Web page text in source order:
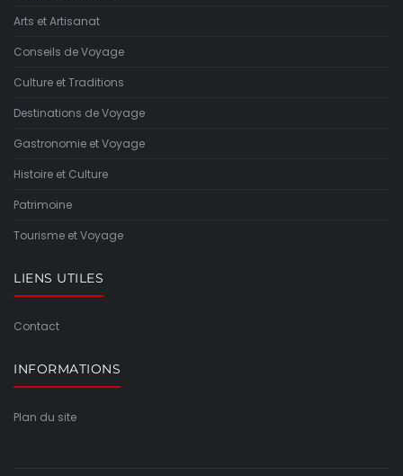
Arts et Artisanat
Conseils de Voyage
Culture et Traditions
Destinations de Voyage
Gastronomie et Voyage
Histoire et Culture
Patrimoine
Tourisme et Voyage
LIENS UTILES
Contact
INFORMATIONS
Plan du site